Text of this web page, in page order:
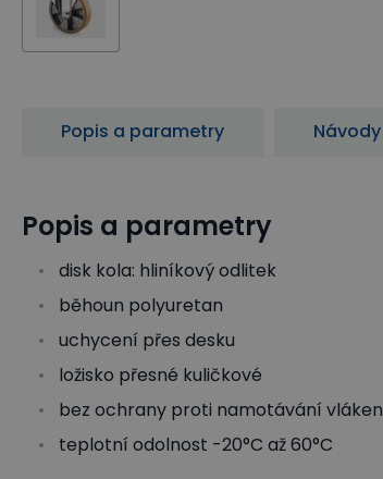
Popis a parametry Návody
Popis a parametry
disk kola: hliníkový odlitek
běhoun polyuretan
uchycení přes desku
ložisko přesné kuličkové
bez ochrany proti namotávání vláken
teplotní odolnost -20°C až 60°C